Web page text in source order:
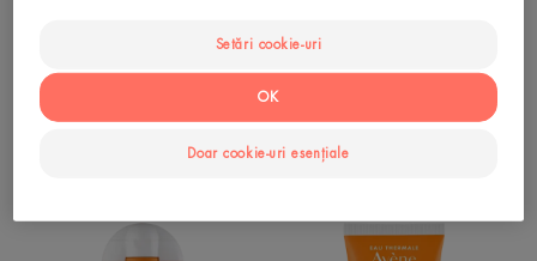
Îngrijire solară - piele
Îngrijire solară - piele
Ultra
Cremă
SPF
Setări cookie-uri
Doar cookie-uri esențiale
OK